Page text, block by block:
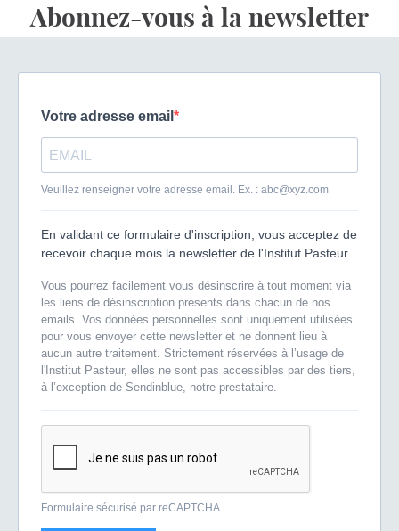
Abonnez-vous à la newsletter